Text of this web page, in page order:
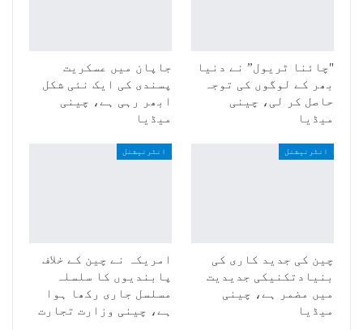
"چائنا ٹریول” نے دنیا
بھر کے لوگوں کی توجہ
حاصل کر لی، چینی
میڈیا
جاپان میں عسکریت
پسندی کی ایک نئی شکل
ابھر رہی ہے، چینی
میڈیا
انٹرنیشنل
چین کی جدید کاری کی
بنیادتکنیکی جدیدیت
میں مضمر ہے، چینی
میڈیا
انٹرنیشنل
امریکہ نے چین کے خلاف
پابندیوں کا سلسلہ
مسلسل جاری رکھا ہوا
ہے، چینی وزارت تجارت